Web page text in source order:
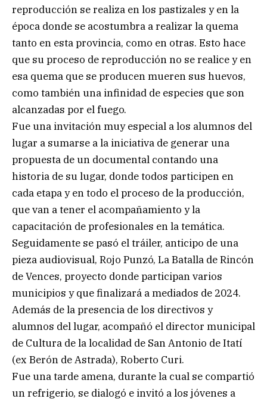
reproducción se realiza en los pastizales y en la
época donde se acostumbra a realizar la quema
tanto en esta provincia, como en otras. Esto hace
que su proceso de reproducción no se realice y en
esa quema que se producen mueren sus huevos,
como también una infinidad de especies que son
alcanzadas por el fuego.
Fue una invitación muy especial a los alumnos del
lugar a sumarse a la iniciativa de generar una
propuesta de un documental contando una
historia de su lugar, donde todos participen en
cada etapa y en todo el proceso de la producción,
que van a tener el acompañamiento y la
capacitación de profesionales en la temática.
Seguidamente se pasó el tráiler, anticipo de una
pieza audiovisual, Rojo Punzó, La Batalla de Rincón
de Vences, proyecto donde participan varios
municipios y que finalizará a mediados de 2024.
Además de la presencia de los directivos y
alumnos del lugar, acompañó el director municipal
de Cultura de la localidad de San Antonio de Itatí
(ex Berón de Astrada), Roberto Curi.
Fue una tarde amena, durante la cual se compartió
un refrigerio, se dialogó e invitó a los jóvenes a